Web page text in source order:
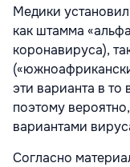
Медики
как штамма
коронавируса),
эти варианта в
поэтому
вариантами
Согласно